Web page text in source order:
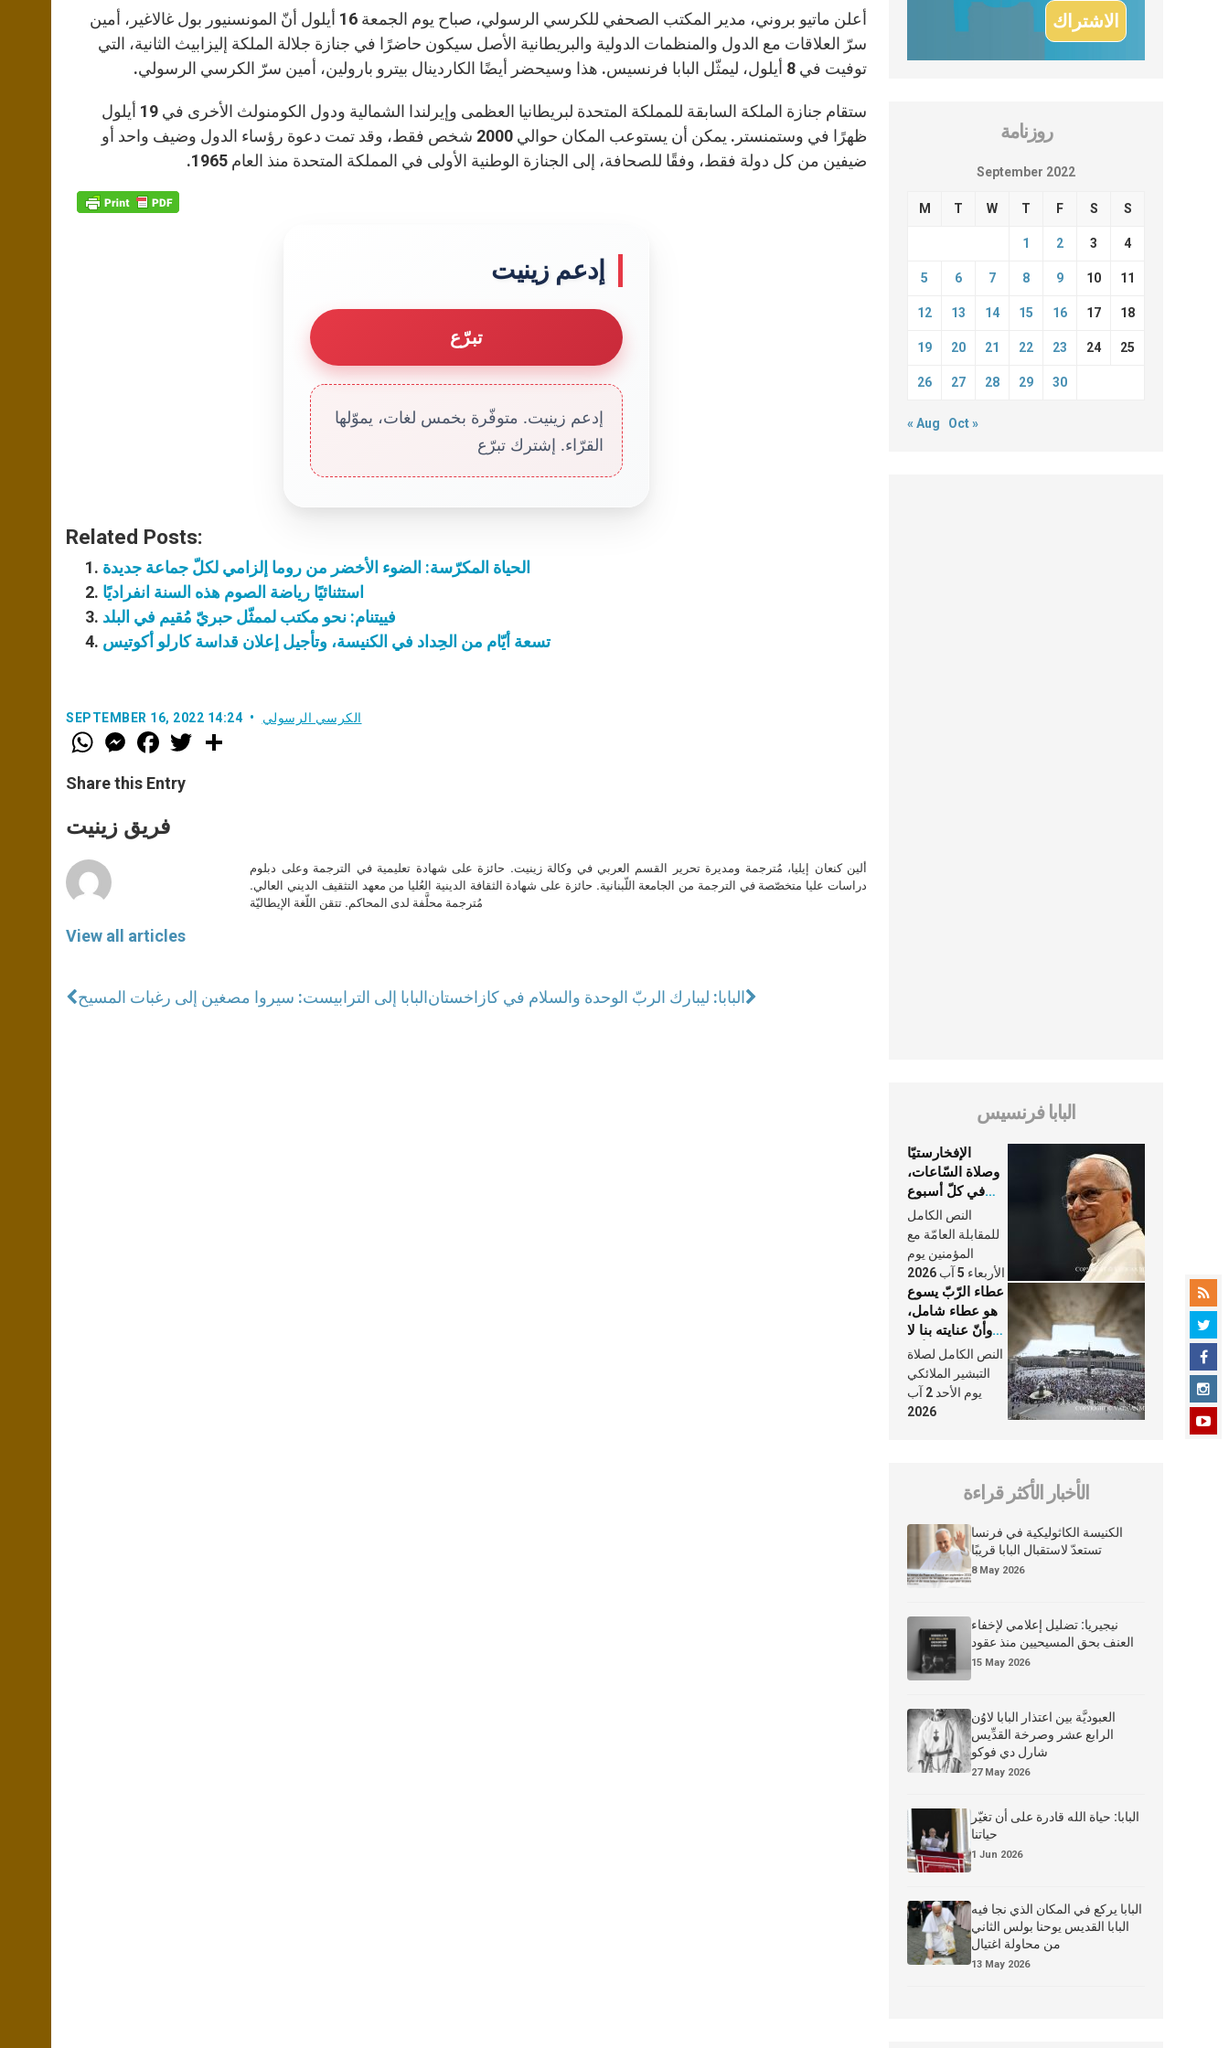
p
p
g
e
r
o
k
r
أعلن ماتيو بروني، مدير المكتب الصحفي للكرسي الرسولي، صباح يوم الجمعة 16 أيلول أنّ المونسنيور بول غالاغير، أمين
سرّ العلاقات مع الدول والمنظمات الدولية والبريطانية الأصل سيكون حاضرًا في جنازة جلالة الملكة إليزابيث الثانية، التي
توفيت في 8 أيلول، ليمثّل البابا فرنسيس. هذا وسيحضر أيضًا الكاردينال بيترو بارولين، أمين سرّ الكرسي الرسولي.
ستقام جنازة الملكة السابقة للمملكة المتحدة لبريطانيا العظمى وإيرلندا الشمالية ودول الكومنولث الأخرى في 19 أيلول
ظهرًا في وستمنستر. يمكن أن يستوعب المكان حوالي 2000 شخص فقط، وقد تمت دعوة رؤساء الدول وضيف واحد أو
ضيفين من كل دولة فقط، وفقًا للصحافة، إلى الجنازة الوطنية الأولى في المملكة المتحدة منذ العام 1965.
إدعم زينيت
تبرّع
إدعم زينيت. متوفّرة بخمس لغات، يموّلها
القرّاء. إشترك تبرّع
Related Posts:
الحياة المكرّسة: الضوء الأخضر من روما إلزامي لكلّ جماعة جديدة
استثنائيًا رياضة الصوم هذه السنة انفراديًا
فييتنام: نحو مكتب لممثّل حبريّ مُقيم في البلد
تسعة أيّام من الحِداد في الكنيسة، وتأجيل إعلان قداسة كارلو أكوتيس
SEPTEMBER 16, 2022 14:24 الكرسي الرسولي
W
h
t
s
p
p
M
e
s
e
g
e
F
a
e
b
o
k
w
Share this Entry
فريق زينيت
View all articles
ألين كنعان إيليا، مُترجمة ومديرة تحرير القسم العربي في وكالة زينيت. حائزة على شهادة تعليمية في الترجمة وعلى دبلوم
دراسات عليا متخصّصة في الترجمة من الجامعة اللّبنانية. حائزة على شهادة الثقافة الدينية العُليا من معهد التثقيف الديني العالي.
مُترجمة محلَّفة لدى المحاكم. تتقن اللّغة الإيطاليّة
البابا إلى الترابيست: سيروا مصغين إلى رغبات المسيحالبابا: ليبارك الربّ الوحدة والسلام في كازاخستان
روزنامة
September 2022
M T W T F S S
1 2 3 4
5 6 7 8 9 10 11
12 13 14 15 16 17 18
19 20 21 22 23 24 25
26 27 28 29 30
« Aug Oct »
البابا فرنسيس
الإفخارستيّا
وصلاة السّاعات،
في كلّ أسبوع
وكلّ يوم، هما
النَّفَس في حياة
الكنيسة
النص الكامل
للمقابلة العامّة مع
المؤمنين يوم
الأربعاء 5 آب 2026
عطاء الرّبّ يسوع
هو عطاء شامل،
وأنّ عنايته بنا لا
تغيب عنّا أبدًا
النص الكامل لصلاة
التبشير الملائكي
يوم الأحد 2 آب
2026
الأخبار الأكثر قراءة
الكنيسة الكاثوليكية في فرنسا
تستعدّ لاستقبال البابا قريبًا
8 May 2026
نيجيريا: تضليل إعلامي لإخفاء
العنف بحق المسيحيين منذ عقود
15 May 2026
العبوديَّة بين اعتذار البابا لاوُن
الرابع عشر وصرخة القدِّيس
شارل دي فوكو
27 May 2026
البابا: حياة الله قادرة على أن تغيّر
حياتنا
1 Jun 2026
البابا يركع في المكان الذي نجا فيه
البابا القديس يوحنا بولس الثاني
من محاولة اغتيال
13 May 2026